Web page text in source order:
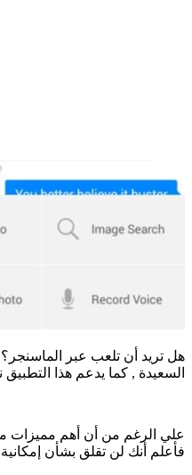
هل تريد أن تلعب عبر
السعيدة , كما يدعم هذا
علي الرغم من أن أهم مميزات
فأعلم أنك لن تقلق بشأن